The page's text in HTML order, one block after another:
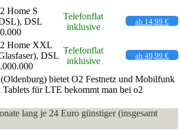
Home S
DSL
Telefonflat
inklusive
ab 14,99 €
Home XXL
DSL
Telefonflat
inklusive
ab 49,99 €
bietet O2 Festnetz und Mobilfunk
Tablets für LTE bekommt man bei o2
lang je 24 Euro günstiger (insgesamt